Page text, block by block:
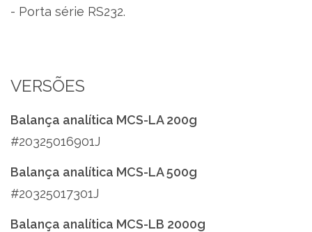
- Porta série RS232.
VERSÕES
Balança analítica MCS-LA 200g
#20325016901J
Balança analítica MCS-LA 500g
#20325017301J
Balança analítica MCS-LB 2000g